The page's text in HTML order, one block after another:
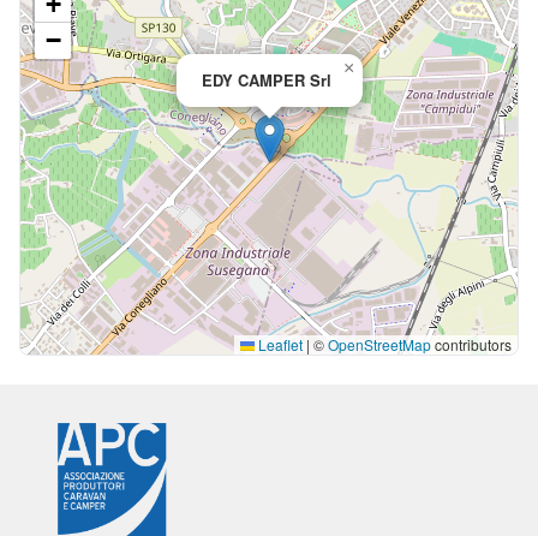
EDY CAMPER Srl
×
−
Leaflet | ©OpenStreetMapcontributors